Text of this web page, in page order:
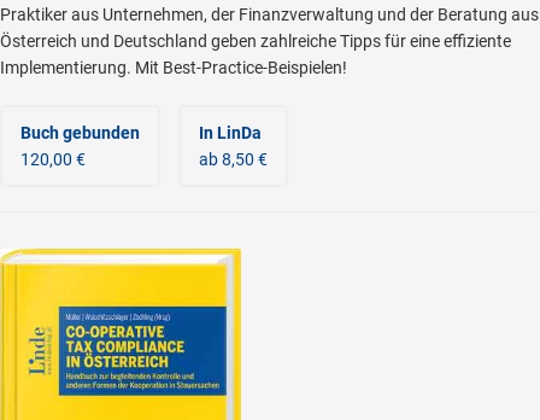
Praktiker aus Unternehmen, der Finanzverwaltung und der Beratung aus
Österreich und Deutschland geben zahlreiche Tipps für eine effiziente
Implementierung. Mit Best-Practice-Beispielen!
Buch gebunden
120,00 €
In LinDa
ab 8,50 €